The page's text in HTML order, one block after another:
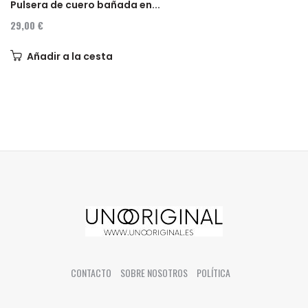
Pulsera de cuero bañada en...
29,00 €
Añadir a la cesta
CONTACTO SOBRE NOSOTROS POLÍTICA